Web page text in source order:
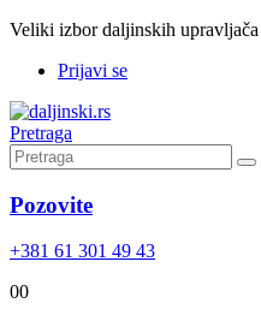
Veliki izbor daljinskih
Prijavi se
Pretraga
Pozovite
+381 61 301 49 43
00